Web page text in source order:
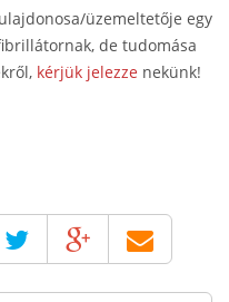
üzemeltetője egy
de tudomása
kérjük jelezze nekünk!